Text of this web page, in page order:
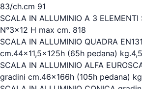
83/ch.cm 91
SCALA IN ALLUMINIO A 3 ELEMENTI
N°3x12 H max cm. 818
SCALA IN ALLUMINIO QUADRA
cm.44x11,5x125h (65h pedana) kg.4,5
SCALA IN ALLUMINIO ALFA
gradini cm.46x166h (105h pedana)